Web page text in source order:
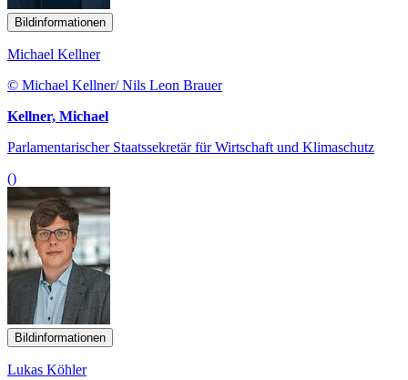
Bildinformationen
Michael Kellner
© Michael Kellner/ Nils Leon Brauer
Kellner, Michael
Parlamentarischer Staatssekretär für Wirtschaft und Klimaschutz
()
Bildinformationen
Lukas Köhler